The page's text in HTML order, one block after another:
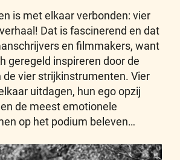
is met elkaar verbonden: vier
Dat is fascinerend en dat
en filmmakers, want
geregeld inspireren door de
vier strijkinstrumenten. Vier
uitdagen, hun ego opzij
de meest emotionele
op het podium beleven…